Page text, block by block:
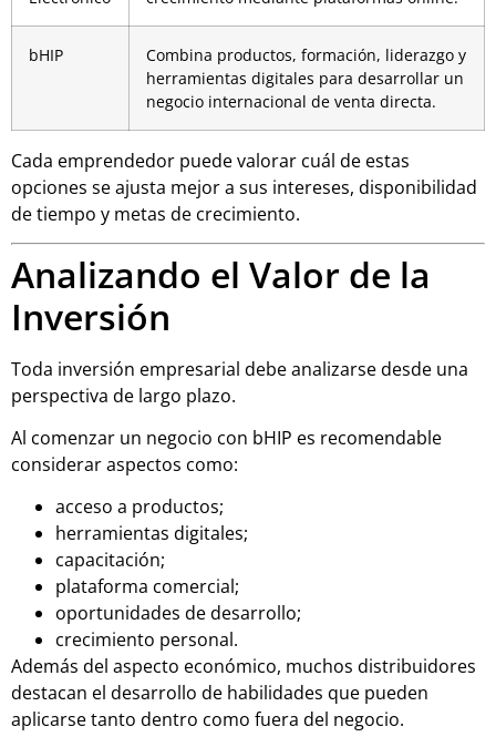
bHIP
Combina productos, formación, liderazgo y
herramientas digitales para desarrollar un
negocio internacional de venta directa.
Cada emprendedor puede valorar cuál de estas
opciones se ajusta mejor a sus intereses, disponibilidad
de tiempo y metas de crecimiento.
Analizando el Valor de la
Inversión
Toda inversión empresarial debe analizarse desde una
perspectiva de largo plazo.
Al comenzar un negocio con bHIP es recomendable
considerar aspectos como:
acceso a productos;
herramientas digitales;
capacitación;
plataforma comercial;
oportunidades de desarrollo;
crecimiento personal.
Además del aspecto económico, muchos distribuidores
destacan el desarrollo de habilidades que pueden
aplicarse tanto dentro como fuera del negocio.